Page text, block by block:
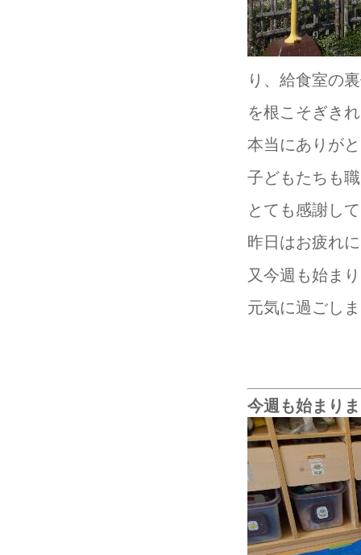
り、給食室の
を根こそぎき
本当にありが
子どもたちも
とても感謝し
昨日はお疲れ
又今週も始ま
元気に過ご
今週も始まり